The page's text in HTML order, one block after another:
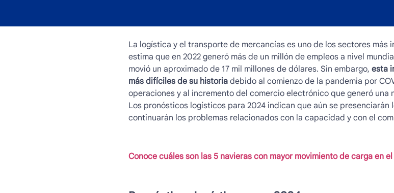
La logística y el transporte de mercancías es uno de los sectores más
estima que en 2022 generó más de un millón de empleos a nivel
movió un aproximado de 17 mil millones de dólares. Sin embargo, esta
más difíciles de su historiadebido al comienzo de la pandemia por
operaciones y al incremento del comercio electrónico que generó una
Los pronósticos logísticos para 2024 indican que aún se
continuarán los problemas relacionados con la capacidad y con el
Conoce cuáles son las 5 navieras con mayor movimiento de carga en